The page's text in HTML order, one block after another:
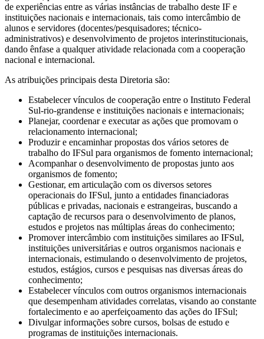
de experiências entre as várias instâncias de trabalho deste IF e
instituições nacionais e internacionais, tais como intercâmbio de
alunos e servidores (docentes/pesquisadores; técnico-
administrativos) e desenvolvimento de projetos interinstitucionais,
dando ênfase a qualquer atividade relacionada com a cooperação
nacional e internacional.
As atribuições principais desta Diretoria são:
Estabelecer vínculos de cooperação entre o Instituto Federal
Sul-rio-grandense e instituições nacionais e internacionais;
Planejar, coordenar e executar as ações que promovam o
relacionamento internacional;
Produzir e encaminhar propostas dos vários setores de
trabalho do IFSul para organismos de fomento internacional;
Acompanhar o desenvolvimento de propostas junto aos
organismos de fomento;
Gestionar, em articulação com os diversos setores
operacionais do IFSul, junto a entidades financiadoras
públicas e privadas, nacionais e estrangeiras, buscando a
captação de recursos para o desenvolvimento de planos,
estudos e projetos nas múltiplas áreas do conhecimento;
Promover intercâmbio com instituições similares ao IFSul,
instituições universitárias e outros organismos nacionais e
internacionais, estimulando o desenvolvimento de projetos,
estudos, estágios, cursos e pesquisas nas diversas áreas do
conhecimento;
Estabelecer vínculos com outros organismos internacionais
que desempenham atividades correlatas, visando ao constante
fortalecimento e ao aperfeiçoamento das ações do IFSul;
Divulgar informações sobre cursos, bolsas de estudo e
programas de instituições internacionais.